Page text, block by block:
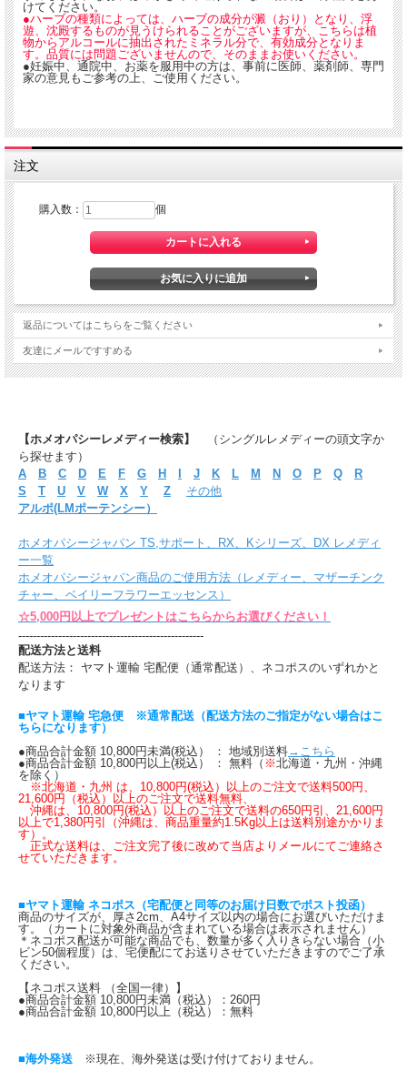
販売いたしません。
20ml ガラス容器 製造元：ホメオパシージャパン
けてください。
●ハーブの種類によっては、ハーブの成分が澱（おり）となり、浮
遊、沈殿するものが見うけられることがございますが、こちらは植
物からアルコールに抽出されたミネラル分で、有効成分となりま
す。品質には問題ございませんので、そのままお使いください。
●妊娠中、通院中、お薬を服用中の方は、事前に医師、薬剤師、専門
家の意見もご参考の上、ご使用ください。
注文
購入数： 個
返品についてはこちらをご覧ください
友達にメールですすめる
【ホメオパシーレメディー検索】
（シングルレメディーの頭文字か
ら探せます）
A
B C D E F G H J K L M N O P Q
R
S
T U V W X Y Z
その他
アルポ(LMポーテンシー）
ホメオパシージャパン TS,サポート、RX、Kシリーズ、DX レメディ
ー一覧
ホメオパシージャパン商品のご使用方法（レメディー、マザーチンク
チャー、ベイリーフラワーエッセンス）
☆5,000円以上でプレゼントはこちらからお選びください！
---------------------------------------------------
配送方法と送料
配送方法： ヤマト運輸 宅配便（通常配送）、ネコポスのいずれかと
なります
■ヤマト運輸 宅急便 ※通常配送（配送方法のご指定がない場合はこ
ちらになります）
●商品合計金額 10,800円未満(税込） ： 地域別送料→こちら
●商品合計金額 10,800円以上(税込） ： 無料（ ※北海道・九州・沖縄
を除く）
※北海道・九州 は、10,800円(税込）以上のご注文で送料500円、
21,600円（税込）以上のご注文で送料無料、
沖縄は、10,800円(税込）以上のご注文で送料の650円引、21,600円
以上で1,380円引（沖縄は、商品重量約1.5Kg以上は送料別途かかりま
す）。
正式な送料は、ご注文完了後に改めて当店よりメールにてご連絡さ
せていただきます。
■ヤマト運輸 ネコポス（宅配便と同等のお届け日数でポスト投函）
商品のサイズが、厚さ2cm、A4サイズ以内の場合にお選びいただけま
す。（カートに対象外商品が含まれている場合は表示されません）
＊ネコポス配送が可能な商品でも、数量が多く入りきらない場合（小
ビン50個程度）は、宅便配にてお送りさせていただきますのでご了承
ください。
【ネコポス送料 （全国一律）】
●商品合計金額 10,800円未満（税込）：260円
●商品合計金額 10,800円以上（税込）：無料
■海外発送 ※現在、海外発送は受け付けておりません。